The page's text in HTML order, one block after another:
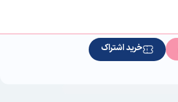
خرید اشتراک